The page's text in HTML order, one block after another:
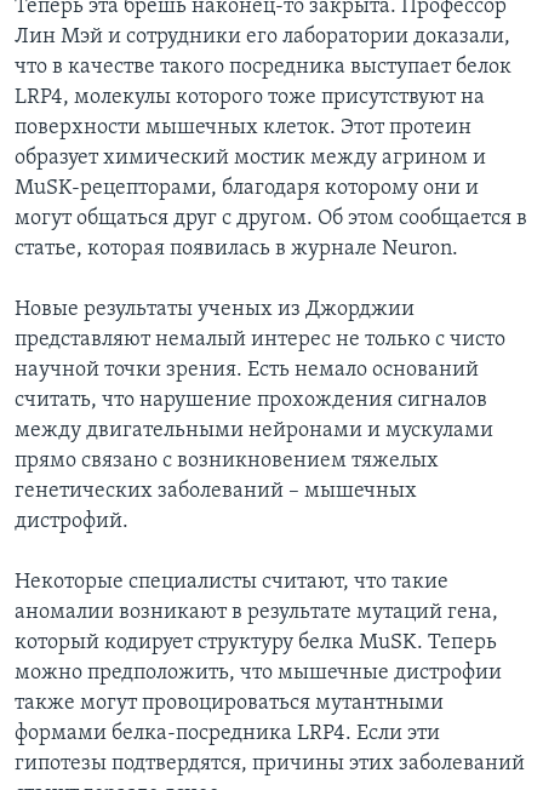
Теперь эта брешь наконец-то закрыта. Профессор
Лин Мэй и сотрудники его лаборатории доказали,
что в качестве такого посредника выступает белок
LRP4, молекулы которого тоже присутствуют на
поверхности мышечных клеток. Этот протеин
образует химический мостик между агрином и
MuSK-рецепторами, благодаря которому они и
могут общаться друг с другом. Об этом сообщается в
статье, которая появилась в журнале Neuron.
Новые результаты ученых из Джорджии
представляют немалый интерес не только с чисто
научной точки зрения. Есть немало оснований
считать, что нарушение прохождения сигналов
между двигательными нейронами и мускулами
прямо связано с возникновением тяжелых
генетических заболеваний – мышечных
дистрофий.
Некоторые специалисты считают, что такие
аномалии возникают в результате мутаций гена,
который кодирует структуру белка MuSK. Теперь
можно предположить, что мышечные дистрофии
также могут провоцироваться мутантными
формами белка-посредника LRP4. Если эти
гипотезы подтвердятся, причины этих заболеваний